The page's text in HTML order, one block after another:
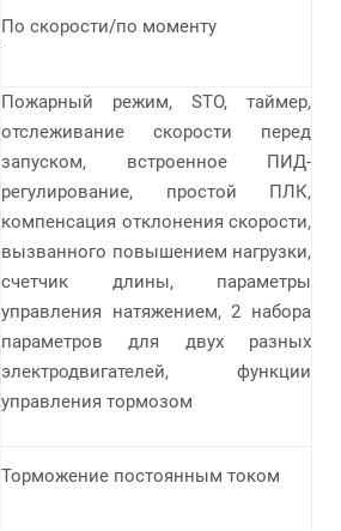
По скорости/по моменту
Пожарный режим, STO, таймер,
отслеживание скорости перед
запуском, встроенное ПИД-
регулирование, простой ПЛК,
компенсация отклонения скорости,
вызванного повышением нагрузки,
счетчик длины, параметры
управления натяжением, 2 набора
параметров для двух разных
электродвигателей, функции
управления тормозом
Торможение постоянным током